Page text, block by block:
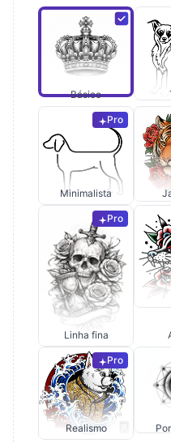
Básico
Pro
Minimalista
Pro
Linha fina
Pro
Realismo